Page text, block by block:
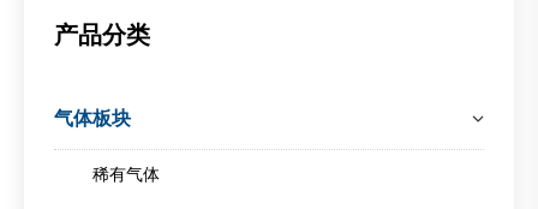
产品分类
气体板块
稀有气体